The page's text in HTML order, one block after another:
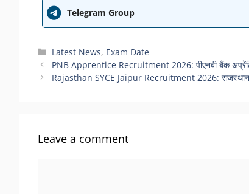
Telegram Group
Categories
Latest News, Exam Date
PNB Apprentice Recruitment 2026: पीएनबी बैंक
Rajasthan SYCE Jaipur Recruitment 2026: राजस्थान
Leave a comment